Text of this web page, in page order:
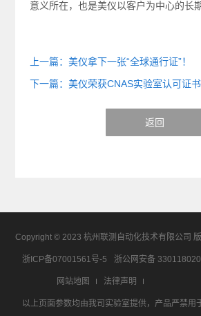
意义所在，也是美仪以客户为中心的长
上一篇：美仪拿下一张“全球通行证”！
下一篇：美仪荣获CNAS实验室认可证书
返回
Copyright © 2023 杭州联测自动化技术有限公司
浙ICP备07001561号-5 浙公网安备
网站地图 法律声明
以上页面参数均由我司实验室提供，产品严禁用